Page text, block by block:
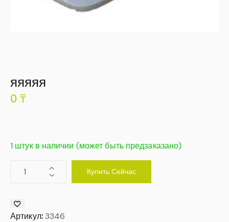
яяяяя
0₸
1 штук в наличии (может быть предзаказано)
Купить Сейчас
Артикул: 3346